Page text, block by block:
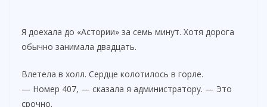
Я доехала до «Астории» за семь минут. Хотя дорога
обычно занимала двадцать.
Влетела в холл. Сердце колотилось в горле.
— Номер 407, — сказала я администратору. — Это
срочно.